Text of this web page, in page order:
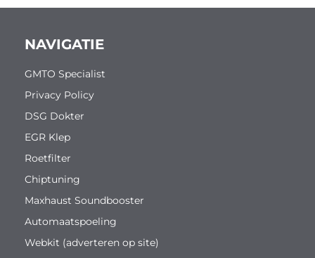
NAVIGATIE
GMTO Specialist
Privacy Policy
DSG Dokter
EGR Klep
Roetfilter
Chiptuning
Maxhaust Soundbooster
Automaatspoeling
Webkit (adverteren op site)